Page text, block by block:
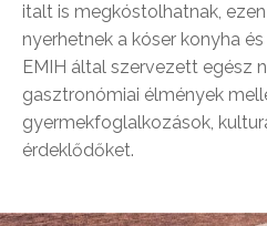
italt is megkóstolhatnak,
nyerhetnek a kóser konyha
EMIH által szervezett egész
gasztronómiai élmények
gyermekfoglalkozások,
érdeklődőket.